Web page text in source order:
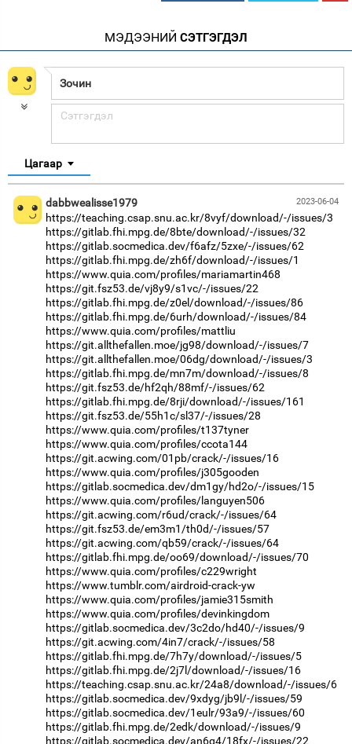
МЭДЭЭНИЙ СЭТГЭГДЭЛ
Цагаар
2023-06-04
dabbwealisse1979
https://teaching.csap.snu.ac.kr/8vyf/download/-/issues/3
https://gitlab.fhi.mpg.de/8bte/download/-/issues/32
https://gitlab.socmedica.dev/f6afz/5zxe/-/issues/62
https://gitlab.fhi.mpg.de/zh6f/download/-/issues/1
https://www.quia.com/profiles/mariamartin468
https://git.fsz53.de/vj8y9/s1vc/-/issues/22
https://gitlab.fhi.mpg.de/z0el/download/-/issues/86
https://gitlab.fhi.mpg.de/6urh/download/-/issues/84
https://www.quia.com/profiles/mattliu
https://git.allthefallen.moe/jg98/download/-/issues/7
https://git.allthefallen.moe/06dg/download/-/issues/3
https://gitlab.fhi.mpg.de/mn7m/download/-/issues/8
https://git.fsz53.de/hf2qh/88mf/-/issues/62
https://gitlab.fhi.mpg.de/8rji/download/-/issues/161
https://git.fsz53.de/55h1c/sl37/-/issues/28
https://www.quia.com/profiles/t137tyner
https://www.quia.com/profiles/ccota144
https://git.acwing.com/01pb/crack/-/issues/16
https://www.quia.com/profiles/j305gooden
https://gitlab.socmedica.dev/dm1gy/hd2o/-/issues/15
https://www.quia.com/profiles/languyen506
https://git.acwing.com/r6ud/crack/-/issues/64
https://git.fsz53.de/em3m1/th0d/-/issues/57
https://git.acwing.com/qb59/crack/-/issues/64
https://gitlab.fhi.mpg.de/oo69/download/-/issues/70
https://www.quia.com/profiles/c229wright
https://www.tumblr.com/airdroid-crack-yw
https://www.quia.com/profiles/jamie315smith
https://www.quia.com/profiles/devinkingdom
https://gitlab.socmedica.dev/3c2do/hd40/-/issues/9
https://git.acwing.com/4in7/crack/-/issues/58
https://gitlab.fhi.mpg.de/7h7y/download/-/issues/5
https://gitlab.fhi.mpg.de/2j7l/download/-/issues/16
https://teaching.csap.snu.ac.kr/24a8/download/-/issues/6
https://gitlab.socmedica.dev/9xdyg/jb9l/-/issues/59
https://gitlab.socmedica.dev/1eulr/93a9/-/issues/60
https://gitlab.fhi.mpg.de/2edk/download/-/issues/9
https://gitlab.socmedica.dev/an6q4/18fx/-/issues/22